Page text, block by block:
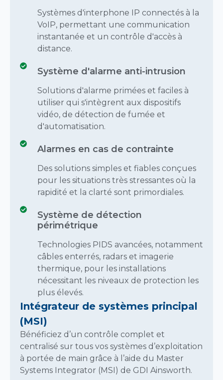
Systèmes d'interphone IP connectés à la
VoIP, permettant une communication
instantanée et un contrôle d'accès à
distance.
Système d'alarme anti-intrusion
Solutions d'alarme primées et faciles à
utiliser qui s'intègrent aux dispositifs
vidéo, de détection de fumée et
d'automatisation.
Alarmes en cas de contrainte
Des solutions simples et fiables conçues
pour les situations très stressantes où la
rapidité et la clarté sont primordiales.
Système de détection
périmétrique
Technologies PIDS avancées, notamment
câbles enterrés, radars et imagerie
thermique, pour les installations
nécessitant les niveaux de protection les
plus élevés.
Intégrateur de systèmes principal
(MSI)
Bénéficiez d’un contrôle complet et
centralisé sur tous vos systèmes d’exploitation
à portée de main grâce à l’aide du Master
Systems Integrator (MSI) de GDI Ainsworth.